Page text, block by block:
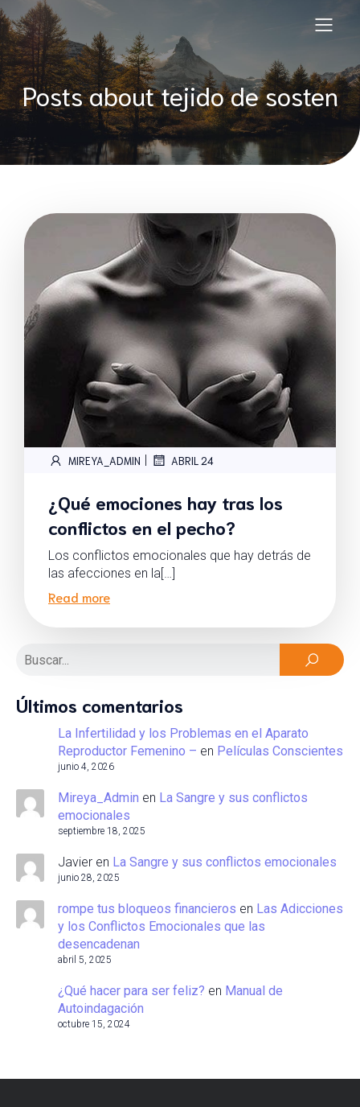
Posts about tejido de sosten
MIREYA_ADMIN | ABRIL 24
¿Qué emociones hay tras los
conflictos en el pecho?
Los conflictos emocionales que hay detrás de
las afecciones en la[…]
Read more
Últimos comentarios
La Infertilidad y los Problemas en el Aparato
Reproductor Femenino – en Películas Conscientes
junio 4, 2026
Mireya_Admin en La Sangre y sus conflictos
emocionales
septiembre 18, 2025
Javier en La Sangre y sus conflictos emocionales
junio 28, 2025
rompe tus bloqueos financieros en Las Adicciones
y los Conflictos Emocionales que las
desencadenan
abril 5, 2025
¿Qué hacer para ser feliz? en Manual de
Autoindagación
octubre 15, 2024